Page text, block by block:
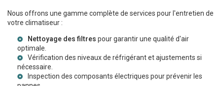
Nous offrons une gamme complète de services pour l'entretien de
votre climatiseur :
Nettoyage des filtres pour garantir une qualité d'air
optimale.
Vérification des niveaux de réfrigérant et ajustements si
nécessaire.
Inspection des composants électriques pour prévenir les